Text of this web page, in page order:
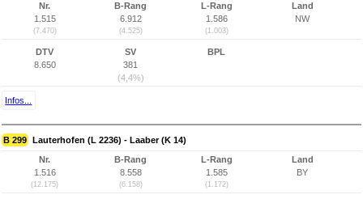
Nr.
1.515
(7.470)
B-Rang
6.912
(4.525)
L-Rang
1.586
(1.003)
Land
NW
DTV
8.650
SV
381
(4,4%)
BPL
Infos...
B 299 Lauterhofen (L 2236) - Laaber (K 14)
Nr.
1.516
(12.175)
B-Rang
8.558
(6.158)
L-Rang
1.585
(1.172)
Land
BY